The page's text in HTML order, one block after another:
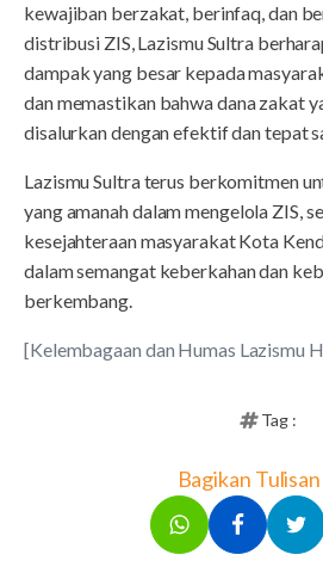
kewajiban berzakat, berinfaq, dan
distribusi ZIS, Lazismu Sultra
dampak yang besar kepada
dan memastikan bahwa dana zakat
disalurkan dengan efektif dan tepat
Lazismu Sultra terus berkomitmen
yang amanah dalam mengelola ZIS,
kesejahteraan masyarakat Kota
dalam semangat keberkahan dan
berkembang.
[Kelembagaan dan Humas Lazismu
Tag :
Bagikan